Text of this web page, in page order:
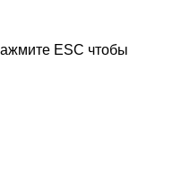
ESC чтобы